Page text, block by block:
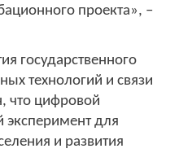
проекта», –
государственного
технологий и связи
что цифровой
эксперимент для
и развития